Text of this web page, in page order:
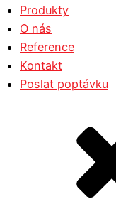
Produkty
O nás
Reference
Kontakt
Poslat poptávku